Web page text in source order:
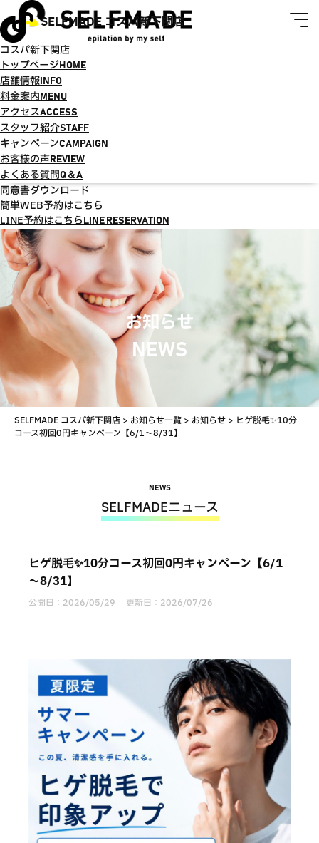
SELFMADE コスパ新下関店
コスパ新下関店
トップページ HOME
店舗情報 INFO
料金案内 MENU
アクセスACCESS
スタッフ紹介STAFF
キャンペーンCAMPAIGN
お客様の声 REVIEW
よくある質問Q＆A
同意書ダウンロード
簡単WEB予約はこちら
LINE予約はこちら LINE RESERVATION
お知らせ
NEWS
SELFMADE コスパ新下関店 > お知らせ一覧 > お知らせ > ヒゲ脱毛✨10分
コース初回0円キャンペーン【6/1～8/31】
NEWS
SELFMADEニュース
ヒゲ脱毛✨10分コース初回0円キャンペーン【6/1
～8/31】
公開日： 2026/05/29 更新日： 2026/07/26